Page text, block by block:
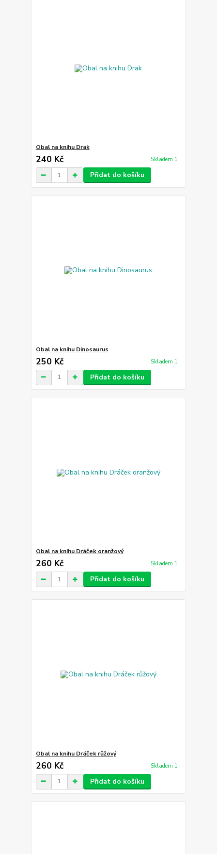
Obal na knihu Drak
240 Kč Skladem 1
Přidat do košíku
Obal na knihu Dinosaurus
250 Kč Skladem 1
Přidat do košíku
Obal na knihu Dráček oranžový
260 Kč Skladem 1
Přidat do košíku
Obal na knihu Dráček růžový
260 Kč Skladem 1
Přidat do košíku